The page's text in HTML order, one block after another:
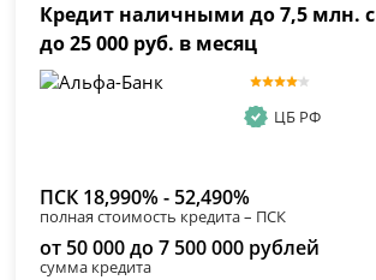
Кредит наличными до 7,5 млн.
до 25 000 руб. в месяц
ЦБ РФ
ПСК 18,990% - 52,490%
полная стоимость кредита – ПСК
от 50 000 до 7 500 000 рублей
сумма кредита